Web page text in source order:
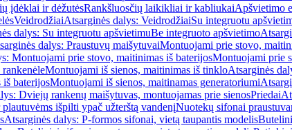
įdėklai ir dėžutėsRankšluosčių laikikliai ir kabliukaiApšvietimo
VeidrodžiaiAtsarginės dalys: VeidrodžiaiSu integruotu
dalys: Su integruotu apšvietimuBe integruoto apšvietimo
dalys: Praustuvų maišytuvaiMontuojami prie stovo,
Montuojami prie stovo, maitinimas iš baterijosMontuojami prie
Montuojami iš sienos, maitinimas iš tinkloAtsarginės
iš baterijosMontuojami iš sienos, maitinamas generatoriumi
Dviejų rankenų maišytuvas, montuojamas prie sienosPriedai
išpilti ypač užterštą vandenįNuotekų sifonai
Atsarginės dalys: P-formos sifonai, vietą taupantis modelis